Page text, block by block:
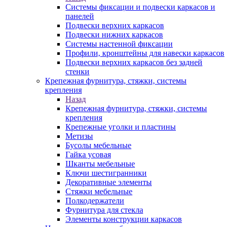
Системы фиксации и подвески каркасов и
панелей
Подвески верхних каркасов
Подвески нижних каркасов
Системы настенной фиксации
Профили, кронштейны для навески каркасов
Подвески верхних каркасов без задней
стенки
Крепежная фурнитура, стяжки, системы
крепления
Назад
Крепежная фурнитура, стяжки, системы
крепления
Крепежные уголки и пластины
Метизы
Бусолы мебельные
Гайка усовая
Шканты мебельные
Ключи шестигранники
Декоративные элементы
Стяжки мебельные
Полкодержатели
Фурнитура для стекла
Элементы конструкции каркасов